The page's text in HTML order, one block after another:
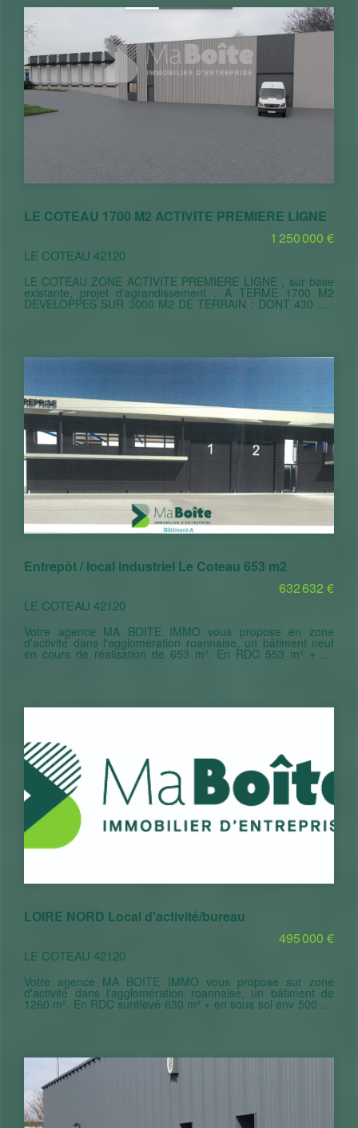
destinations : Espace tertiaire/Artisans/ industriel (bureaux
stockage) Prix : 7
LE COTEAU 1700 M2 ACTIVITE PREMIERE LIGNE
1 250 000 €
LE COTEAU 42120
LE COTEAU ZONE ACTIVITE PREMIERE LIGNE , sur base
existante, projet d'agrandissement . A TERME 1700 M2
DEVELOPPES SUR 3000 M2 DE TERRAIN : DONT 430 M2
PRIX 1 390 000 Euros HT selon cahier des charges
Entrepôt / local industriel Le Coteau 653 m2
632 632 €
LE COTEAU 42120
Votre agence MA BOITE IMMO vous propose en zone
d'activité dans l'agglomération roannaise, un bâtiment neuf
en cours de réalisation de 653 m². En RDC 553 m² + en
tertiaire/Artisans/ industriel (bureaux stockage)
LOIRE NORD Local d'activité/bureau
495 000 €
LE COTEAU 42120
Votre agence MA BOITE IMMO vous propose sur zone
d'activité dans l'agglomération roannaise, un bâtiment de
1260 m². En RDC surélevé 630 m² + en sous sol env 500 m²
Coworking/Artisans (bureaux stockage) + Possibilité
d'agrandissement du bâtiment. A VOIR !